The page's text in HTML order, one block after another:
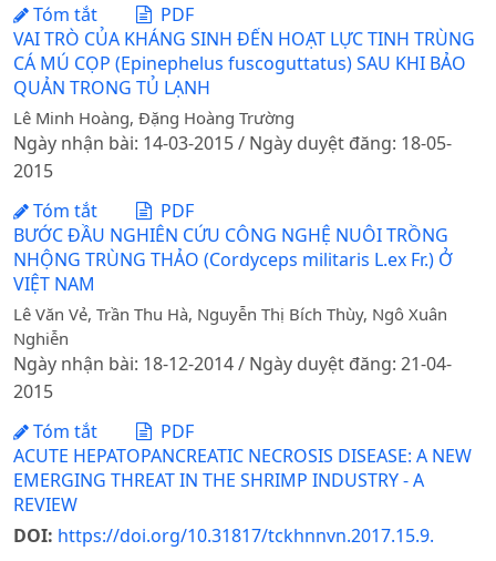
Tóm tắt
PDF
VAI TRÒ CỦA KHÁNG SINH ĐẾN HOẠT LỰC TINH TRÙNG
CÁ MÚ CỌP (Epinephelus fuscoguttatus) SAU KHI BẢO
QUẢN TRONG TỦ LẠNH
Lê Minh Hoàng, Đặng Hoàng Trường
Ngày nhận bài: 14-03-2015 / Ngày duyệt đăng: 18-05-
2015
Tóm tắt
PDF
BƯỚC ĐẦU NGHIÊN CỨU CÔNG NGHỆ NUÔI TRỒNG
NHỘNG TRÙNG THẢO (Cordyceps militaris L.ex Fr.) Ở
VIỆT NAM
Lê Văn Vẻ, Trần Thu Hà, Nguyễn Thị Bích Thùy, Ngô Xuân
Nghiễn
Ngày nhận bài: 18-12-2014 / Ngày duyệt đăng: 21-04-
2015
Tóm tắt
PDF
ACUTE HEPATOPANCREATIC NECROSIS DISEASE: A NEW
EMERGING THREAT IN THE SHRIMP INDUSTRY - A
REVIEW
DOI: https://doi.org/10.31817/tckhnnvn.2017.15.9.